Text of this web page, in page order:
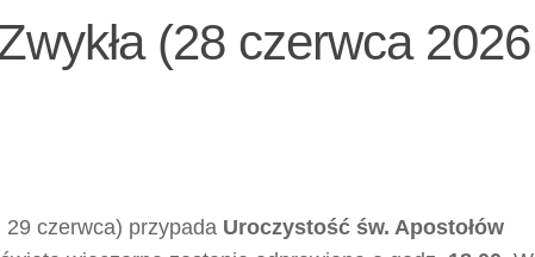
(28 czerwca 2026
29 czerwca) przypada Uroczystość św. Apostołów